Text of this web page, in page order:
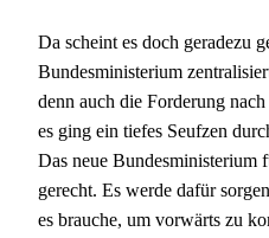
Da scheint es doch geradezu
Bundesministerium
denn auch die Forderung
es ging ein tiefes Seufzen
Das neue Bundesministerium
gerecht. Es werde dafür
es brauche, um vorwärts zu